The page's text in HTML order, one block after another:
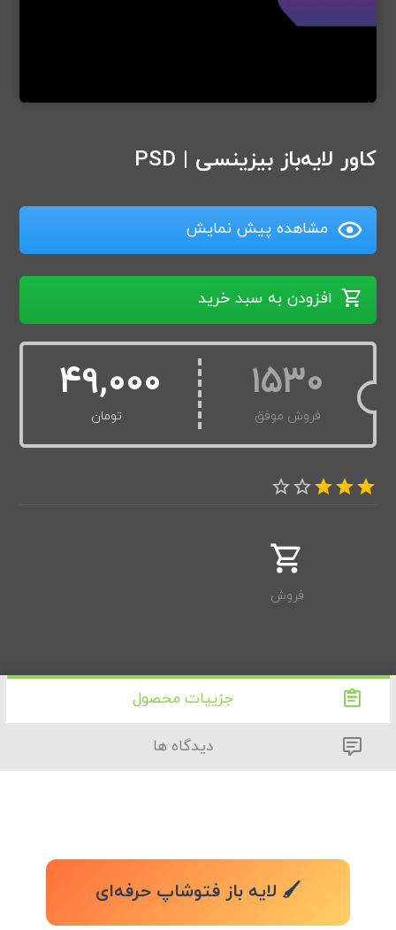
کاور لایه‌باز بیزینسی | PSD
مشاهده پیش نمایش
افزودن به سبد خرید
49,000
تومان
1530
فروش موفق
فروش
جزییات محصول
دیدگاه ها
🖌️ لایه باز فتوشاپ حرفه‌ای